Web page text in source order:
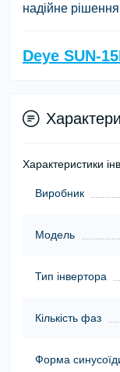
надійне
Deye SUN-
Характеристики
Виробник
Модель
Тип інвертора
Кількість фаз
Форма